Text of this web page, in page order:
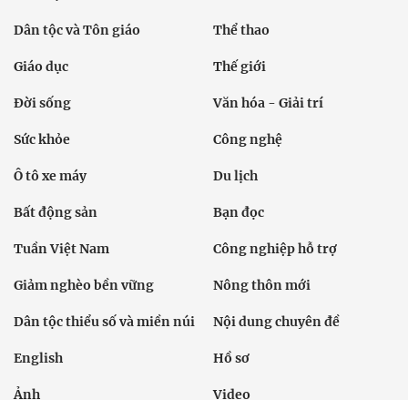
Dân tộc và Tôn giáo Thể thao
Giáo dục Thế giới
Đời sống Văn hóa - Giải trí
Sức khỏe Công nghệ
Ô tô xe máy Du lịch
Bất động sản Bạn đọc
Tuần Việt Nam Công nghiệp hỗ trợ
Giảm nghèo bền vững Nông thôn mới
Dân tộc thiểu số và miền núi Nội dung chuyên đề
English Hồ sơ
Ảnh Video